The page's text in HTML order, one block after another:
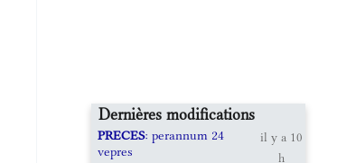
Dernières modifications
PRECES: perannum 24
vepres
il y a 10
h